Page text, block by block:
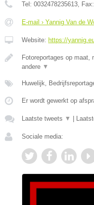
Tel: 0032478235613, Fax:
E-mail › Yannig Van de
Website: https://
Fotoreportages op maat,
andere ▼
Huwelijk,
Er wordt gewerkt op
Laatste tweets ▼
Sociale media: